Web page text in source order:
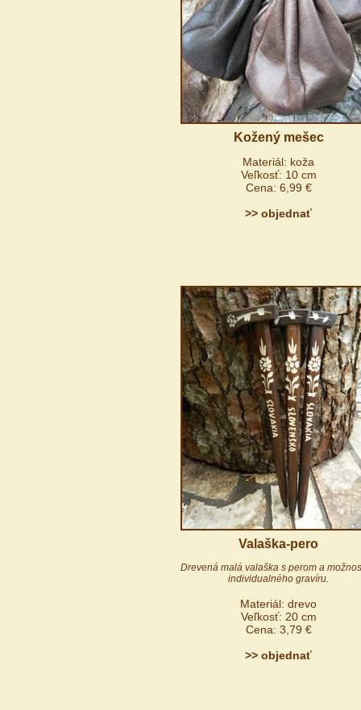
Kožený mešec
Materiál: koža
Veľkosť: 10 cm
Cena: 6,99 €
>> objednať
Valaška-pero
Drevená malá valaška s perom a
individualného gravíru.
Materiál: drevo
Veľkosť: 20 cm
Cena: 3,79 €
>> objednať